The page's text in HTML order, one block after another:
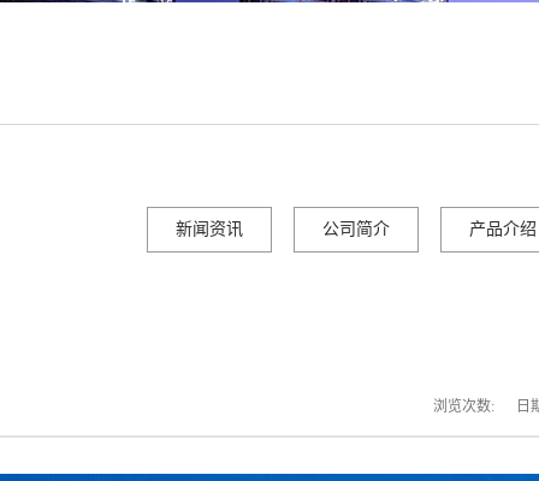
新闻资讯 公司简介 产品介绍
浏览次数: 日